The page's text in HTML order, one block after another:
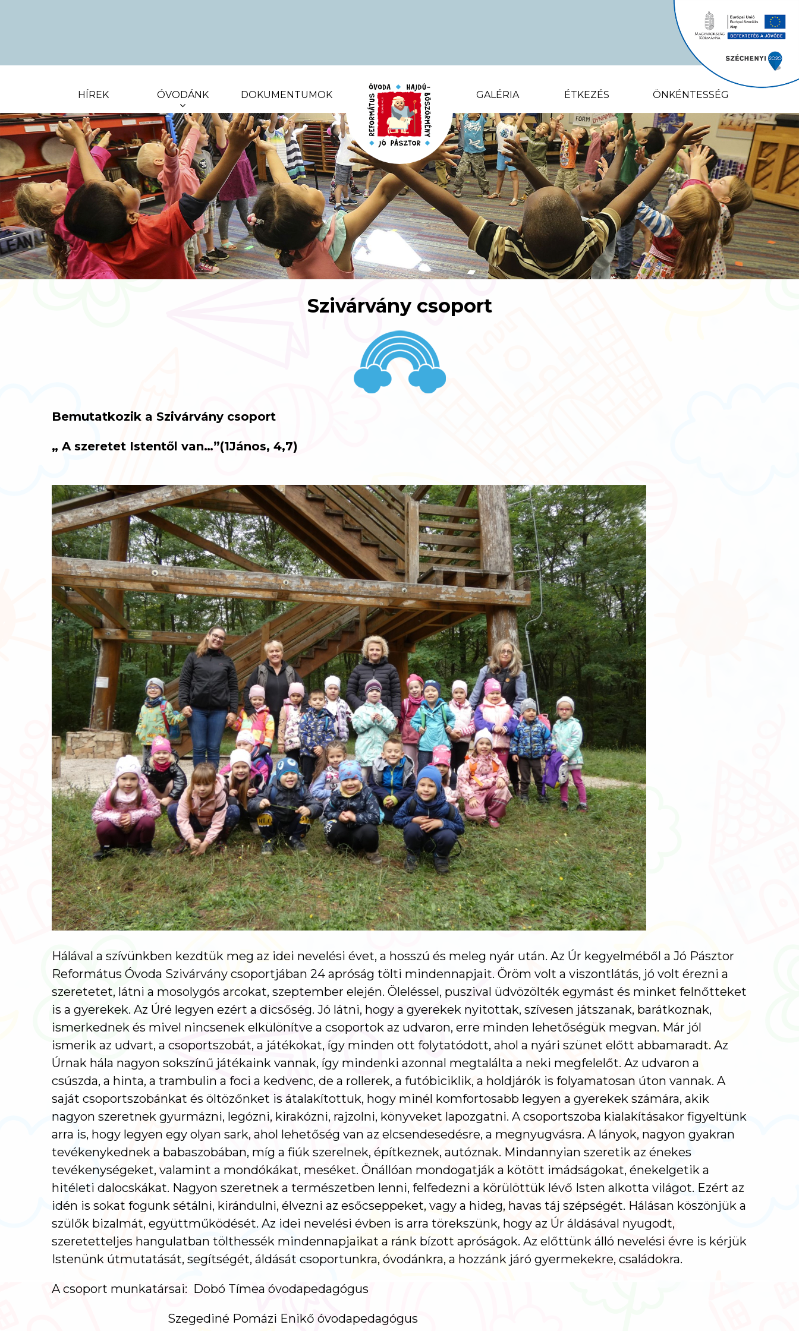
HÍREK ÓVODÁNK DOKUMENTUMOK GALÉRIA ÉTKEZÉS ÖNKÉNTESSÉG
Szivárvány csoport
Bemutatkozik a Szivárvány csoport
„ A szeretet Istentől van…”(1János, 4,7)
Hálával a szívünkben kezdtük meg az idei nevelési évet, a hosszú és meleg nyár után. Az Úr kegyelméből a Jó Pásztor
Református Óvoda Szivárvány csoportjában 24 apróság tölti mindennapjait. Öröm volt a viszontlátás, jó volt érezni a
szeretetet, látni a mosolygós arcokat, szeptember elején. Öleléssel, puszival üdvözölték egymást és minket felnőtteket
is a gyerekek. Az Úré legyen ezért a dicsőség. Jó látni, hogy a gyerekek nyitottak, szívesen játszanak, barátkoznak,
ismerkednek és mivel nincsenek elkülönítve a csoportok az udvaron, erre minden lehetőségük megvan. Már jól
ismerik az udvart, a csoportszobát, a játékokat, így minden ott folytatódott, ahol a nyári szünet előtt abbamaradt. Az
Úrnak hála nagyon sokszínű játékaink vannak, így mindenki azonnal megtalálta a neki megfelelőt. Az udvaron a
csúszda, a hinta, a trambulin a foci a kedvenc, de a rollerek, a futóbiciklik, a holdjárók is folyamatosan úton vannak. A
saját csoportszobánkat és öltözőnket is átalakítottuk, hogy minél komfortosabb legyen a gyerekek számára, akik
nagyon szeretnek gyurmázni, legózni, kirakózni, rajzolni, könyveket lapozgatni. A csoportszoba kialakításakor figyeltünk
arra is, hogy legyen egy olyan sark, ahol lehetőség van az elcsendesedésre, a megnyugvásra. A lányok, nagyon gyakran
tevékenykednek a babaszobában, míg a fiúk szerelnek, építkeznek, autóznak. Mindannyian szeretik az énekes
tevékenységeket, valamint a mondókákat, meséket. Önállóan mondogatják a kötött imádságokat, énekelgetik a
hitéleti dalocskákat. Nagyon szeretnek a természetben lenni, felfedezni a körülöttük lévő Isten alkotta világot. Ezért az
idén is sokat fogunk sétálni, kirándulni, élvezni az esőcseppeket, vagy a hideg, havas táj szépségét. Hálásan köszönjük a
szülők bizalmát, együttműködését. Az idei nevelési évben is arra törekszünk, hogy az Úr áldásával nyugodt,
szeretetteljes hangulatban tölthessék mindennapjaikat a ránk bízott apróságok. Az előttünk álló nevelési évre is kérjük
Istenünk útmutatását, segítségét, áldását csoportunkra, óvodánkra, a hozzánk járó gyermekekre, családokra.
A csoport munkatársai: Dobó Tímea óvodapedagógus
Szegediné Pomázi Enikő óvodapedagógus